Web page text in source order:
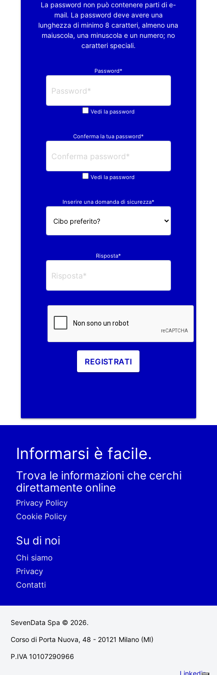
La password non può contenere parti di e-
mail. La password deve avere una
lunghezza di minimo 8 caratteri, almeno una
maiuscola, una minuscola e un numero; no
caratteri speciali.
Password*
Vedi la password
Conferma la tua password*
Vedi la password
Inserire una domanda di sicurezza*
Risposta*
REGISTRATI
Informarsi è facile.
Trova le informazioni che cerchi
direttamente online
Privacy Policy
Cookie Policy
Su di noi
Chi siamo
Privacy
Contatti
SevenData Spa © 2026.
Corso di Porta Nuova, 48 - 20121 Milano (MI)
P.IVA 10107290966
Linkedin